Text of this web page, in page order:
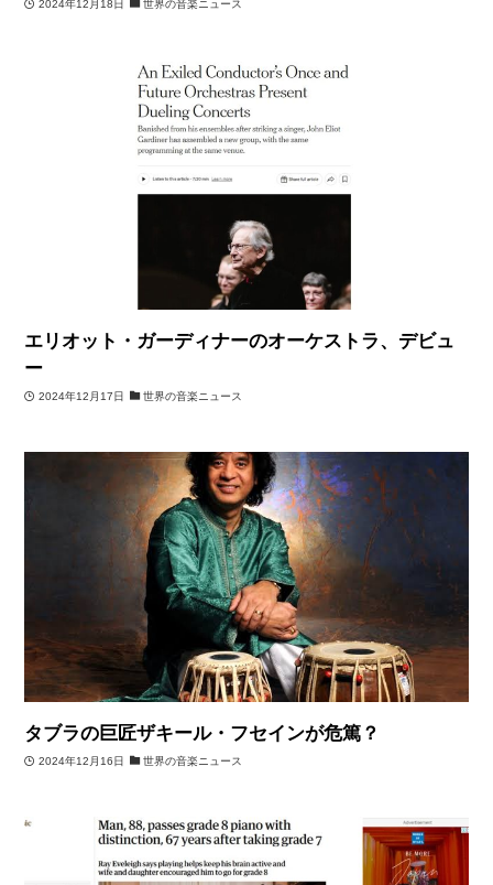
2024年12月18日 世界の音楽ニュース
エリオット・ガーディナーのオーケストラ、デビュ
ー
2024年12月17日 世界の音楽ニュース
タブラの巨匠ザキール・フセインが危篤？
2024年12月16日 世界の音楽ニュース